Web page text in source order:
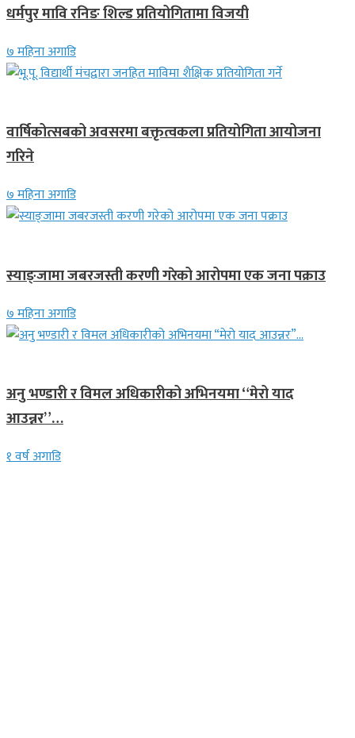
धर्मपुर मावि रनिङ शिल्ड प्रतियोगितामा विजयी
७ महिना अगाडि
वार्षिकोत्सबको अवसरमा बक्तृत्वकला प्रतियोगिता आयोजना
गरिने
७ महिना अगाडि
स्याङ्जामा जबरजस्ती करणी गरेको आरोपमा एक जना पक्राउ
७ महिना अगाडि
अनु भण्डारी र विमल अधिकारीको अभिनयमा “मेरो याद
आउन्नर”…
१ वर्ष अगाडि